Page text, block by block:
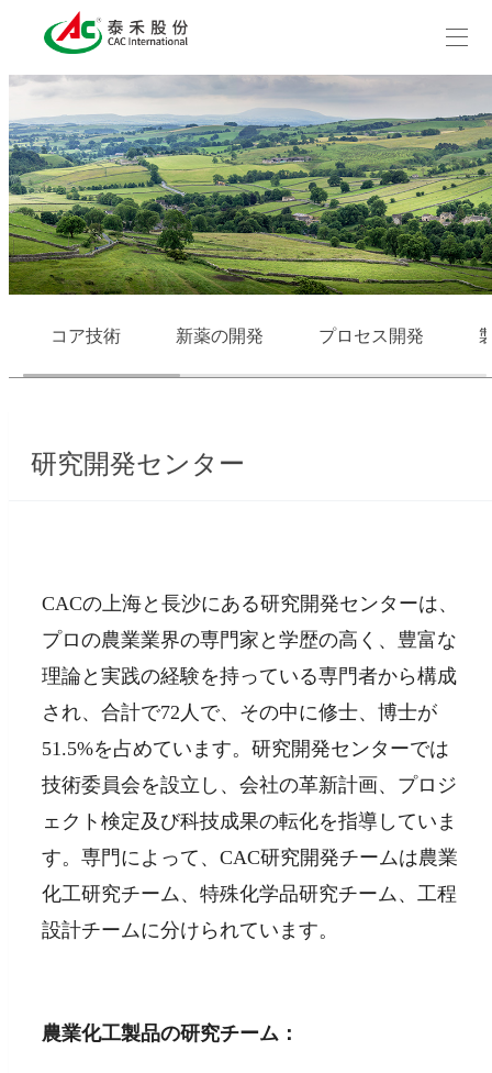
コア技術 新薬の開発 プロセス開発
研究開発センター
CACの上海と長沙にある研究開発センターは、
プロの農業業界の専門家と学歴の高く、豊富な
理論と実践の経験を持っている専門者から構成
され、合計で72人で、その中に修士、博士が
51.5%を占めています。研究開発センターでは
技術委員会を設立し、会社の革新計画、プロジ
ェクト検定及び科技成果の転化を指導していま
す。専門によって、CAC研究開発チームは農業
化工研究チーム、特殊化学品研究チーム、工程
設計チームに分けられています。
農業化工製品の研究チーム：